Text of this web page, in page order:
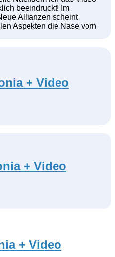
beeindruckt! Im
Allianzen scheint
Aspekten die Nase vorn
+ Video
+ Video
+ Video